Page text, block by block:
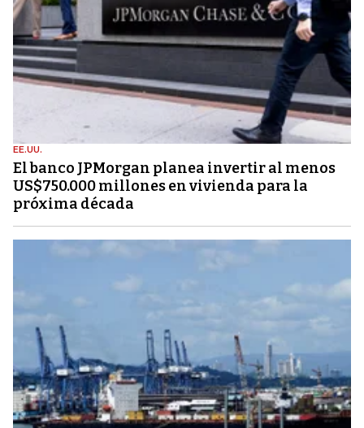
EE.UU.
El banco JPMorgan planea invertir al menos
US$750.000 millones en vivienda para la
próxima década